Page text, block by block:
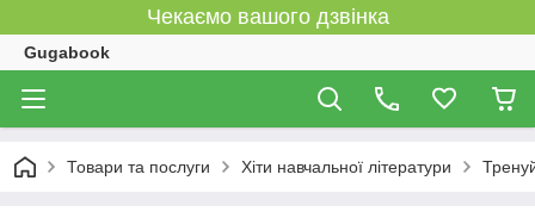
Чекаємо вашого дзвінка
Gugabook
Товари та послуги Хіти навчальної літератури